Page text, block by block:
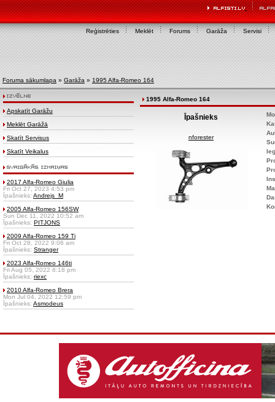
Reģistrēties Meklēt Forums Garāža Servisi
Foruma sākumlapa » Garāža » 1995 Alfa-Romeo 164
Apskatīt Garāžu
Meklēt Garāžā
Skatīt Servisus
Skatīt Veikalus
2017 Alfa-Romeo Giulia
Fri Oct 27, 2023 4:53 pm
Īpašnieks: Andrejs_M
2005 Alfa-Romeo 156SW
Sun Dec 11, 2022 10:52 am
Īpašnieks: PITJONS
2009 Alfa-Romeo 159 Ti
Fri Oct 28, 2022 9:06 am
Īpašnieks: Stranger
2023 Alfa-Romeo 146ti
Fri Aug 05, 2022 8:18 pm
Īpašnieks: riexc
2010 Alfa-Romeo Brera
Mon Jul 04, 2022 12:59 pm
Īpašnieks: Asmodeus
1995 Alfa-Romeo 164
Īpašnieks
nforester